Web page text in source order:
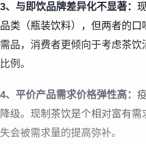
3、与即饮品牌差异化不显著：
品类（瓶装饮料），但两者的
需品，消费者更倾向于考虑茶
比例。
4、平价产品需求价格弹性高：
降级。现制茶饮是个相对富有
失会被需求量的提高弥补。